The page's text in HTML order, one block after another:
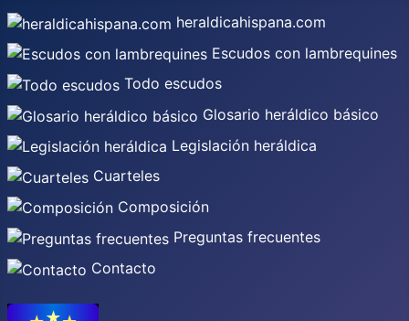
heraldicahispana.com
Escudos con lambrequines
Todo escudos
Glosario heráldico básico
Legislación heráldica
Cuarteles
Composición
Preguntas frecuentes
Contacto